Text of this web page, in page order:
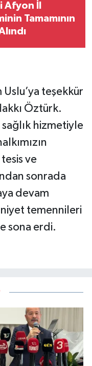
Afyon İl
Tamamının
Uslu’ya teşekkür
Öztürk.
sağlık hizmetiyle
ve
sonrada
devam
temennileri
sona erdi.